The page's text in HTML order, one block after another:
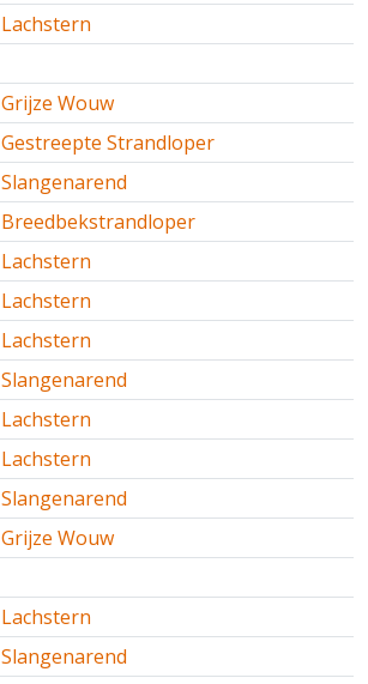
Lachstern
Grijze Wouw
Gestreepte Strandloper
Slangenarend
Breedbekstrandloper
Lachstern
Lachstern
Lachstern
Slangenarend
Lachstern
Lachstern
Slangenarend
Grijze Wouw
Lachstern
Slangenarend